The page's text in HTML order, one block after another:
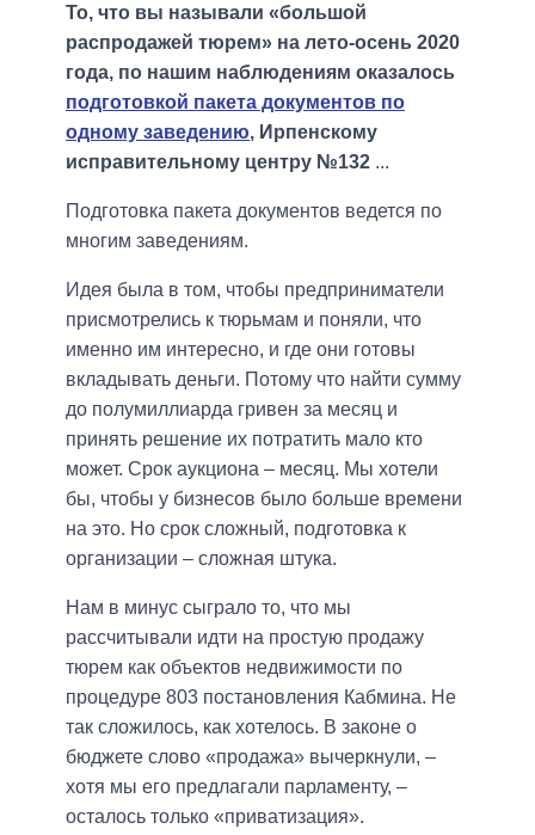
То, что вы называли «большой
распродажей тюрем» на лето-осень 2020
года, по нашим наблюдениям оказалось
подготовкой пакета документов по
одному заведению, Ирпенскому
исправительному центру №132 ...
Подготовка пакета документов ведется по
многим заведениям.
Идея была в том, чтобы предприниматели
присмотрелись к тюрьмам и поняли, что
именно им интересно, и где они готовы
вкладывать деньги. Потому что найти сумму
до полумиллиарда гривен за месяц и
принять решение их потратить мало кто
может. Срок аукциона – месяц. Мы хотели
бы, чтобы у бизнесов было больше времени
на это. Но срок сложный, подготовка к
организации – сложная штука.
Нам в минус сыграло то, что мы
рассчитывали идти на простую продажу
тюрем как объектов недвижимости по
процедуре 803 постановления Кабмина. Не
так сложилось, как хотелось. В законе о
бюджете слово «продажа» вычеркнули, –
хотя мы его предлагали парламенту, –
осталось только «приватизация».